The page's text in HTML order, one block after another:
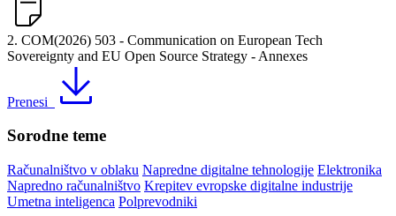
2. COM(2026) 503 - Communication on European Tech
Sovereignty and EU Open Source Strategy - Annexes
Prenesi
Sorodne teme
Računalništvo v oblaku Napredne digitalne tehnologije Elektronika
Napredno računalništvo Krepitev evropske digitalne industrije
Umetna inteligenca Polprevodniki